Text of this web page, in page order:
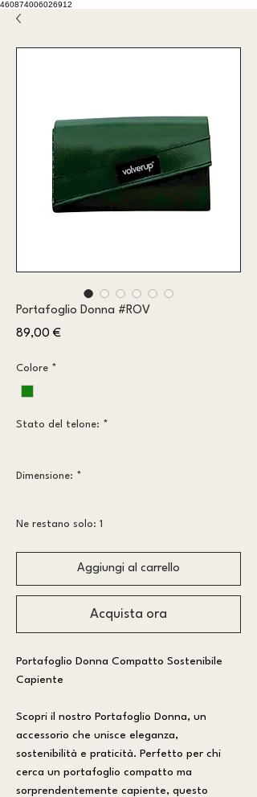
460874006026912
Portafoglio Donna #ROV
89,00 €Prezzo
Colore *
Stato del telone: *
Dimensione: *
Ne restano solo: 1
Aggiungi al carrello
Acquista ora
Portafoglio Donna Compatto Sostenibile
Capiente
Scopri il nostro Portafoglio Donna, un
accessorio che unisce eleganza,
sostenibilità e praticità. Perfetto per chi
cerca un portafoglio compatto ma
sorprendentemente capiente, questo